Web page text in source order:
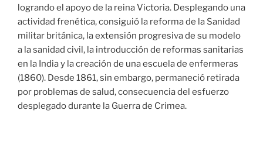
logrando el apoyo de la reina Victoria. Desplegando una
actividad frenética, consiguió la reforma de la Sanidad
militar británica, la extensión progresiva de su modelo
a la sanidad civil, la introducción de reformas sanitarias
en la India y la creación de una escuela de enfermeras
(1860). Desde 1861, sin embargo, permaneció retirada
por problemas de salud, consecuencia del esfuerzo
desplegado durante la Guerra de Crimea.